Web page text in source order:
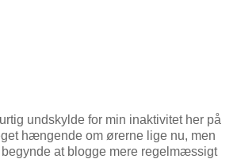
undskylde for min inaktivitet her på
hængende om ørerne lige nu, men
begynde at blogge mere regelmæssigt